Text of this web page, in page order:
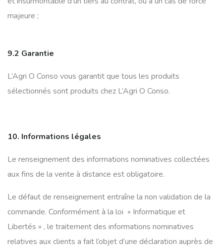
majeure ;
9.2 Garantie
L’Agri O Conso vous garantit que tous les produits
sélectionnés sont produits chez L’Agri O Conso.
10. Informations légales
Le renseignement des informations nominatives collectées
aux fins de la vente à distance est obligatoire.
Le défaut de renseignement entraîne la non validation de la
commande. Conformément à la loi « Informatique et
Libertés » , le traitement des informations nominatives
relatives aux clients a fait l’objet d’une déclaration auprès de